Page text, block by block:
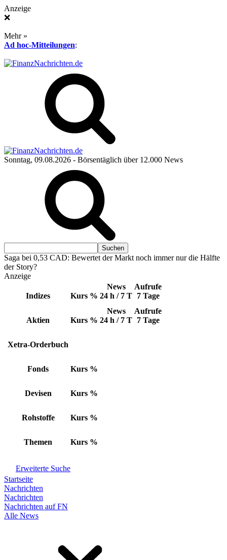
Anzeige
❌
Mehr »
Ad hoc-Mitteilungen:
Sonntag, 09.08.2026 - Börsentäglich über 12.000 News
Saga bei 0,53 CAD: Bewertet der Markt noch immer nur die Hälfte
der Story?
Anzeige
Indizes Kurs %
News
24 h / 7 T
Aufrufe
7 Tage
Aktien Kurs %
News
24 h / 7 T
Aufrufe
7 Tage
Xetra-Orderbuch
Fonds Kurs %
Devisen Kurs %
Rohstoffe Kurs %
Themen Kurs %
Erweiterte Suche
Startseite
Nachrichten
Nachrichten
Nachrichten auf FN
Alle News